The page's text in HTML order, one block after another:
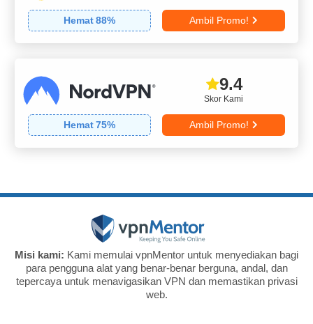
Hemat88% Ambil Promo!
Skor Kami
9.4
Hemat75% Ambil Promo!
Misi kami: Kami memulai vpnMentor untuk menyediakan bagi
para pengguna alat yang benar-benar berguna, andal, dan
tepercaya untuk menavigasikan VPN dan memastikan privasi
web.